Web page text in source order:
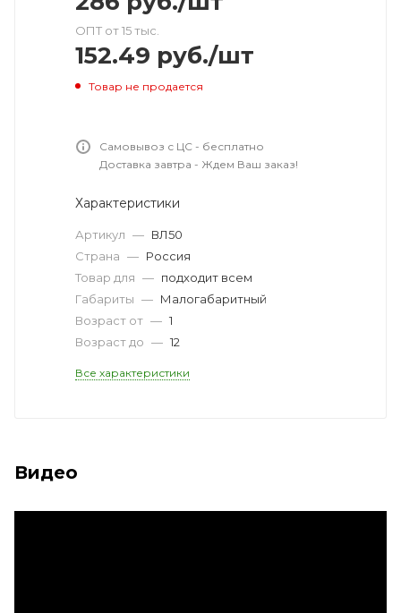
ОПТ от 15 тыс.
152.49 руб./шт
Товар не продается
Самовывоз с ЦС - бесплатно
Доставка завтра - Ждем Ваш заказ!
Характеристики
Артикул — ВЛ50
Страна — Россия
Товар для — подходит всем
Габариты — Малогабаритный
Возраст от — 1
Возраст до — 12
Все характеристики
Видео